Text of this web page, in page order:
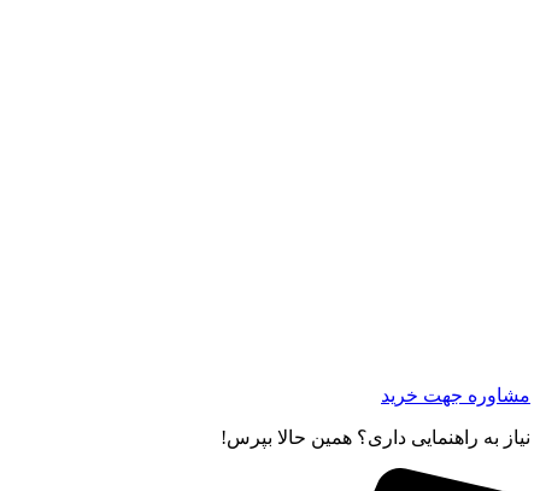
مشاوره جهت خرید
نیاز به راهنمایی داری؟ همین حالا بپرس!